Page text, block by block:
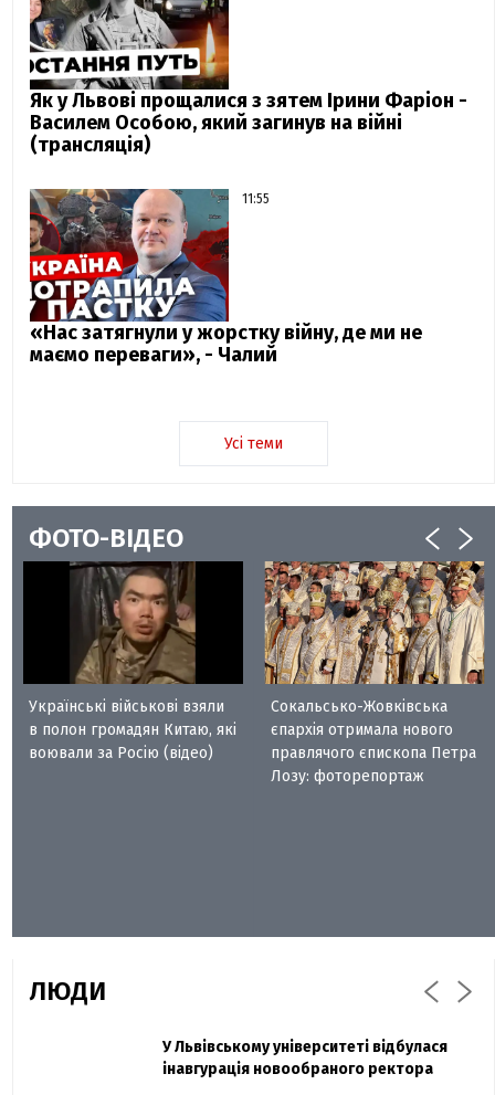
Як у Львові прощалися з зятем Ірини Фаріон -
Василем Особою, який загинув на війні
(трансляція)
11:55
«Нас затягнули у жорстку війну, де ми не
маємо переваги», - Чалий
Усі теми
ФОТО-ВІДЕО
Українські військові взяли
в полон громадян Китаю, які
воювали за Росію (відео)
Сокальсько-Жовківська
єпархія отримала нового
правлячого єпископа Петра
Лозу: фоторепортаж
ЛЮДИ
Павло Дак
«Час не лікує, лише притуплює біль»:
Захисник "Азовсталі" Діанов вдруге
одружився та показав фото з весілля
У Львівському університеті відбулася
інавгурація новообраного ректора